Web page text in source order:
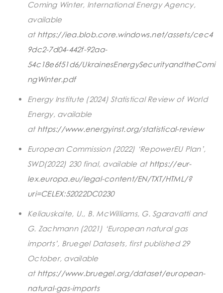
Coming Winter, International Energy Agency,
available
at https://iea.blob.core.windows.net/assets/cec4
9dc2-7d04-442f-92aa-
54c18e6f51d6/UkrainesEnergySecurityandtheComi
ngWinter.pdf
Energy Institute (2024) Statistical Review of World
Energy, available
at https://www.energyinst.org/statistical-review
European Commission (2022) ‘RepowerEU Plan’,
SWD(2022) 230 final, available at https://eur-
lex.europa.eu/legal-content/EN/TXT/HTML/?
uri=CELEX:52022DC0230
Keliauskaite, U., B. McWilliams, G. Sgaravatti and
G. Zachmann (2021) ‘European natural gas
imports’, Bruegel Datasets, first published 29
October, available
at https://www.bruegel.org/dataset/european-
natural-gas-imports